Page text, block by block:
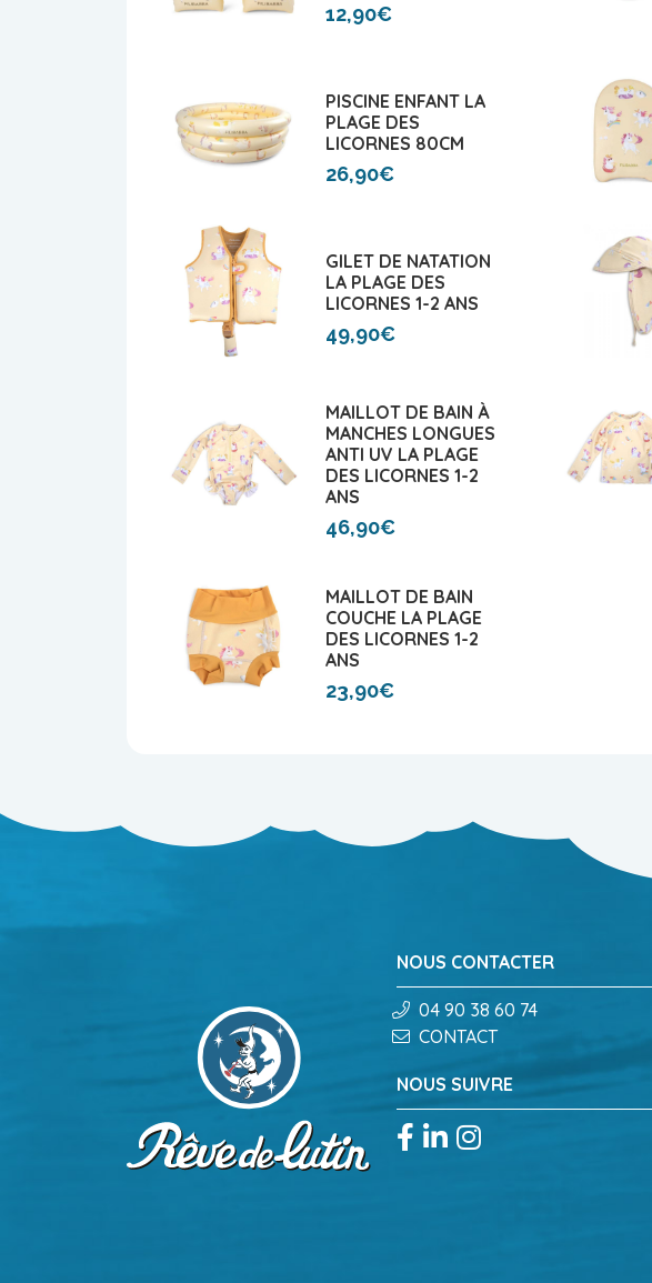
12,90€
PISCINE ENFANT LA
PLAGE DES
LICORNES 80CM
26,90€
GILET DE NATATION
LA PLAGE DES
LICORNES 1-2 ANS
49,90€
MAILLOT DE BAIN À
MANCHES LONGUES
ANTI UV LA PLAGE
DES LICORNES 1-2
ANS
46,90€
MAILLOT DE BAIN
COUCHE LA PLAGE
DES LICORNES 1-2
ANS
23,90€
NOUS CONTACTER
04 90 38 60 74
CONTACT
NOUS SUIVRE